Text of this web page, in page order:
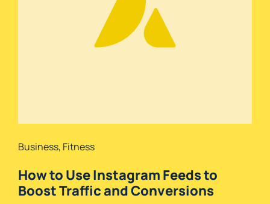
Business, Fitness
How to Use Instagram Feeds to
Boost Traffic and Conversions